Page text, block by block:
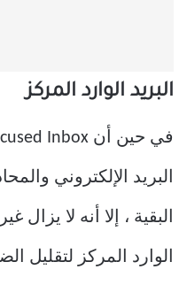
البريد الوارد المركز
البريد الإلكتروني
البقية ، إلا أنه لا يزال
الوارد المركز لتقليل